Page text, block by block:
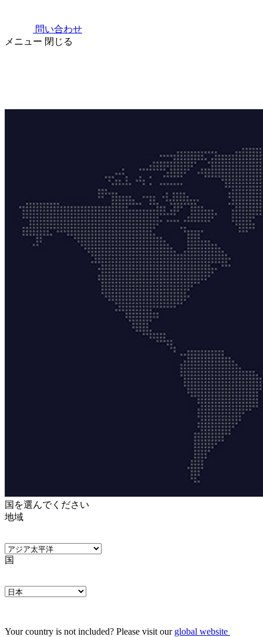
問い合わせ
メニュー 閉じる
国を選んでください
地域
国
Your country is not included? Please visit our global website